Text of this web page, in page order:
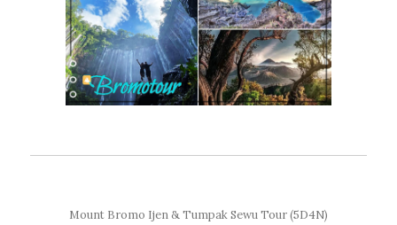
Mount Bromo Ijen & Tumpak Sewu Tour (5D4N)